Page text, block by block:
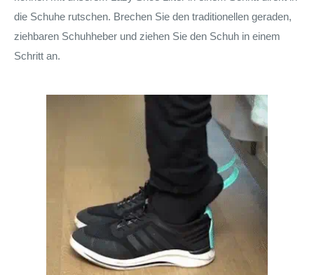
die Schuhe rutschen. Brechen Sie den traditionellen geraden,
ziehbaren Schuhheber und ziehen Sie den Schuh in einem
Schritt an.